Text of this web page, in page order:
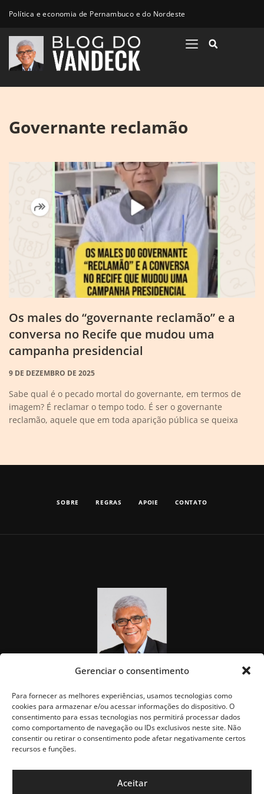
Gerenciar o consentimento
Para fornecer as melhores experiências, usamos tecnologias como
cookies para armazenar e/ou acessar informações do dispositivo. O
consentimento para essas tecnologias nos permitirá processar dados
como comportamento de navegação ou IDs exclusivos neste site. Não
consentir ou retirar o consentimento pode afetar negativamente certos
recursos e funções.
Aceitar
Política e economia de Pernambuco e do Nordeste
Governante reclamão
Os males do “governante reclamão” e a
conversa no Recife que mudou uma
campanha presidencial
9 DE DEZEMBRO DE 2025
Sabe qual é o pecado mortal do governante, em termos de
imagem? É reclamar o tempo todo. É ser o governante
reclamão, aquele que em toda aparição pública se queixa
SOBRE REGRAS APOIE CONTATO